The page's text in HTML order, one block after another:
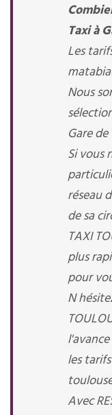
Taxi à
Les
Nous
Gare
Si vous
réseau
de sa
TAXI
plus
pour
N
les
Avec